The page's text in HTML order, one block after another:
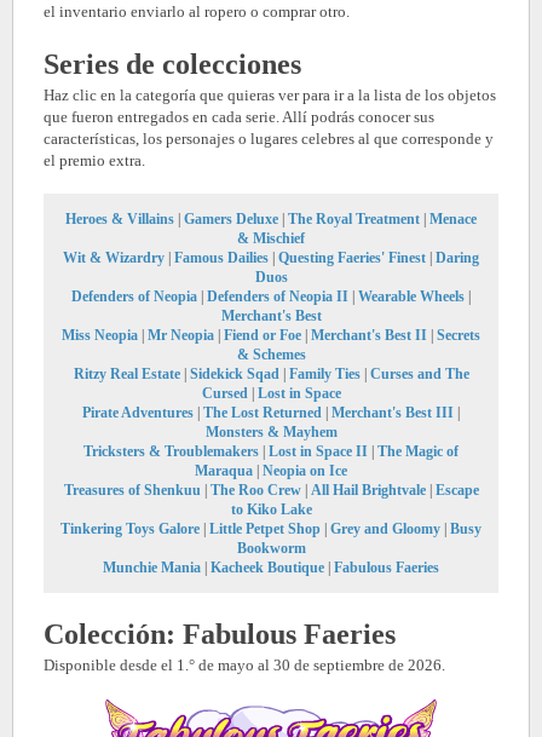
el inventario enviarlo al ropero o comprar otro.
Series de colecciones
Haz clic en la categoría que quieras ver para ir a la lista de los objetos
que fueron entregados en cada serie. Allí podrás conocer sus
características, los personajes o lugares celebres al que corresponde y
el premio extra.
Heroes & Villains Gamers Deluxe The Royal Treatment Menace
& Mischief
Wit & Wizardry Famous Dailies Questing Faeries' Finest Daring
Duos
Defenders of Neopia Defenders of Neopia II Wearable Wheels
Merchant's Best
Miss Neopia Mr Neopia Fiend or Foe Merchant's Best II
Secrets
& Schemes
Ritzy Real Estate| Sidekick Sqad| Family Ties| Curses and The
Cursed| Lost in Space
Pirate Adventures The Lost Returned Merchant's Best III
Monsters & Mayhem
Tricksters & Troublemakers Lost in Space II
The Magic of
Maraqua Neopia on Ice
Treasures of Shenkuu| The Roo Crew| All Hail Brightvale| Escape
to Kiko Lake
Tinkering Toys Galore Little Petpet Shop Grey and Gloomy Busy
Bookworm
Munchie Mania Kacheek Boutique Fabulous Faeries
Colección: Fabulous Faeries
Disponible desde el 1.° de mayo al 30 de septiembre de 2026.